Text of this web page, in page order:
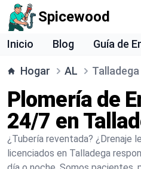
Spicewood
Inicio Blog Guía de
Hogar AL Talladega
Plomería de
24/7 en
¿Tubería reventada? ¿Drenaje
licenciados en Talladega